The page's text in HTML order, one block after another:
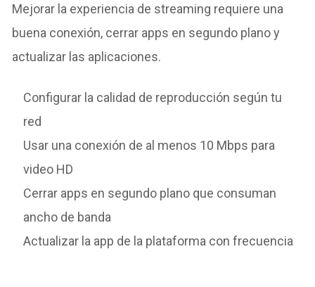
Mejorar la experiencia de streaming requiere una
buena conexión, cerrar apps en segundo plano y
actualizar las aplicaciones.
Configurar la calidad de reproducción según tu
red
Usar una conexión de al menos 10 Mbps para
video HD
Cerrar apps en segundo plano que consuman
ancho de banda
Actualizar la app de la plataforma con frecuencia